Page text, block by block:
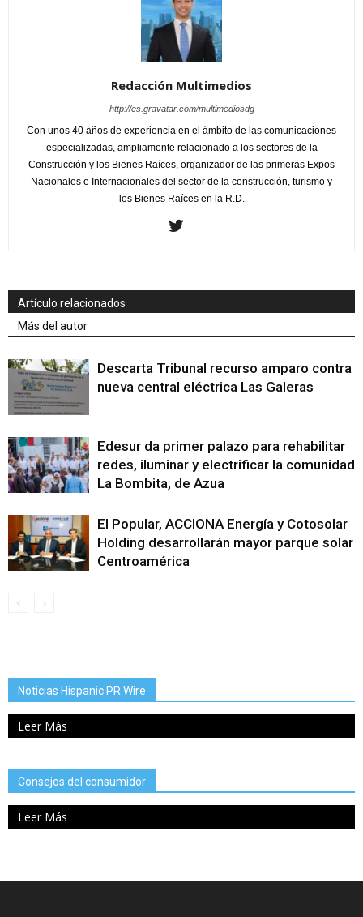
Redacción Multimedios
http://es.gravatar.com/multimediosdg
Con unos 40 años de experiencia en el ámbito de las comunicaciones
especializadas, ampliamente relacionado a los sectores de la
Construcción y los Bienes Raíces, organizador de las primeras Expos
Nacionales e Internacionales del sector de la construcción, turismo y
los Bienes Raíces en la R.D.
Artículo relacionados
Más del autor
Descarta Tribunal recurso amparo contra
nueva central eléctrica Las Galeras
Edesur da primer palazo para rehabilitar
redes, iluminar y electrificar la comunidad
La Bombita, de Azua
El Popular, ACCIONA Energía y Cotosolar
Holding desarrollarán mayor parque solar
Centroamérica
Noticias Hispanic PR Wire
Leer Más
Consejos del consumidor
Leer Más